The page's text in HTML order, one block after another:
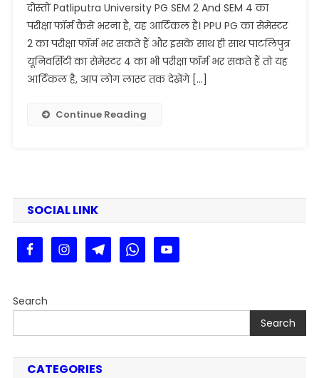
University
PG
SEM
2
And
4
दोस्तों Patliputra University PG SEM 2 And SEM 4 का
परीक्षा फॉर्म कैसे भरना है, यह आर्टिकल है। PPU PG का सेमेस्टर
2 का परीक्षा फॉर्म भर सकते हैं और इसके साथ ही साथ पाटलिपुत्र
यूनिवर्सिटी का सेमेस्टर 4 का भी परीक्षा फॉर्म भर सकते हैं तो यह
आर्टिकल है, आप लोग लास्ट तक देखेंगे […]
Continue Reading
SOCIAL LINK
Search
Search
CATEGORIES